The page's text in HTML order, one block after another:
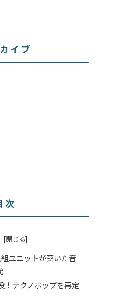
イブ
次
ユニットが築いた音
！テクノポップを再定